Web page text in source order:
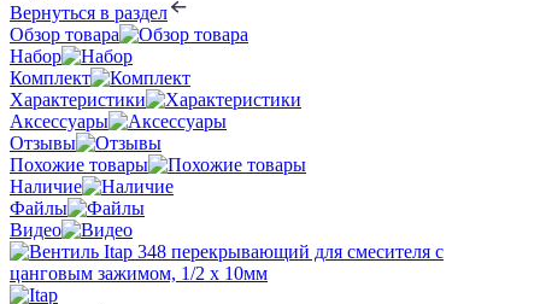
Вернуться в раздел
Обзор товара
Набор
Комплект
Характеристики
Аксессуары
Отзывы
Похожие товары
Наличие
Файлы
Видео